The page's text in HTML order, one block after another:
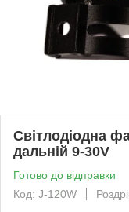
Світлодіодна
дальній 9-30V
Готово до відправки
Код: J-120W